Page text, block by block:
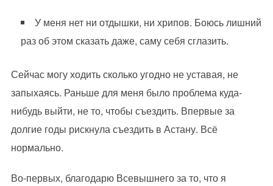
У меня нет ни отдышки, ни хрипов. Боюсь лишний
раз об этом сказать даже, саму себя сглазить.
Сейчас могу ходить сколько угодно не уставая, не
запыхаясь. Раньше для меня было проблема куда-
нибудь выйти, не то, чтобы съездить. Впервые за
долгие годы рискнула съездить в Астану. Всё
нормально.
Во-первых, благодарю Всевышнего за то, что я